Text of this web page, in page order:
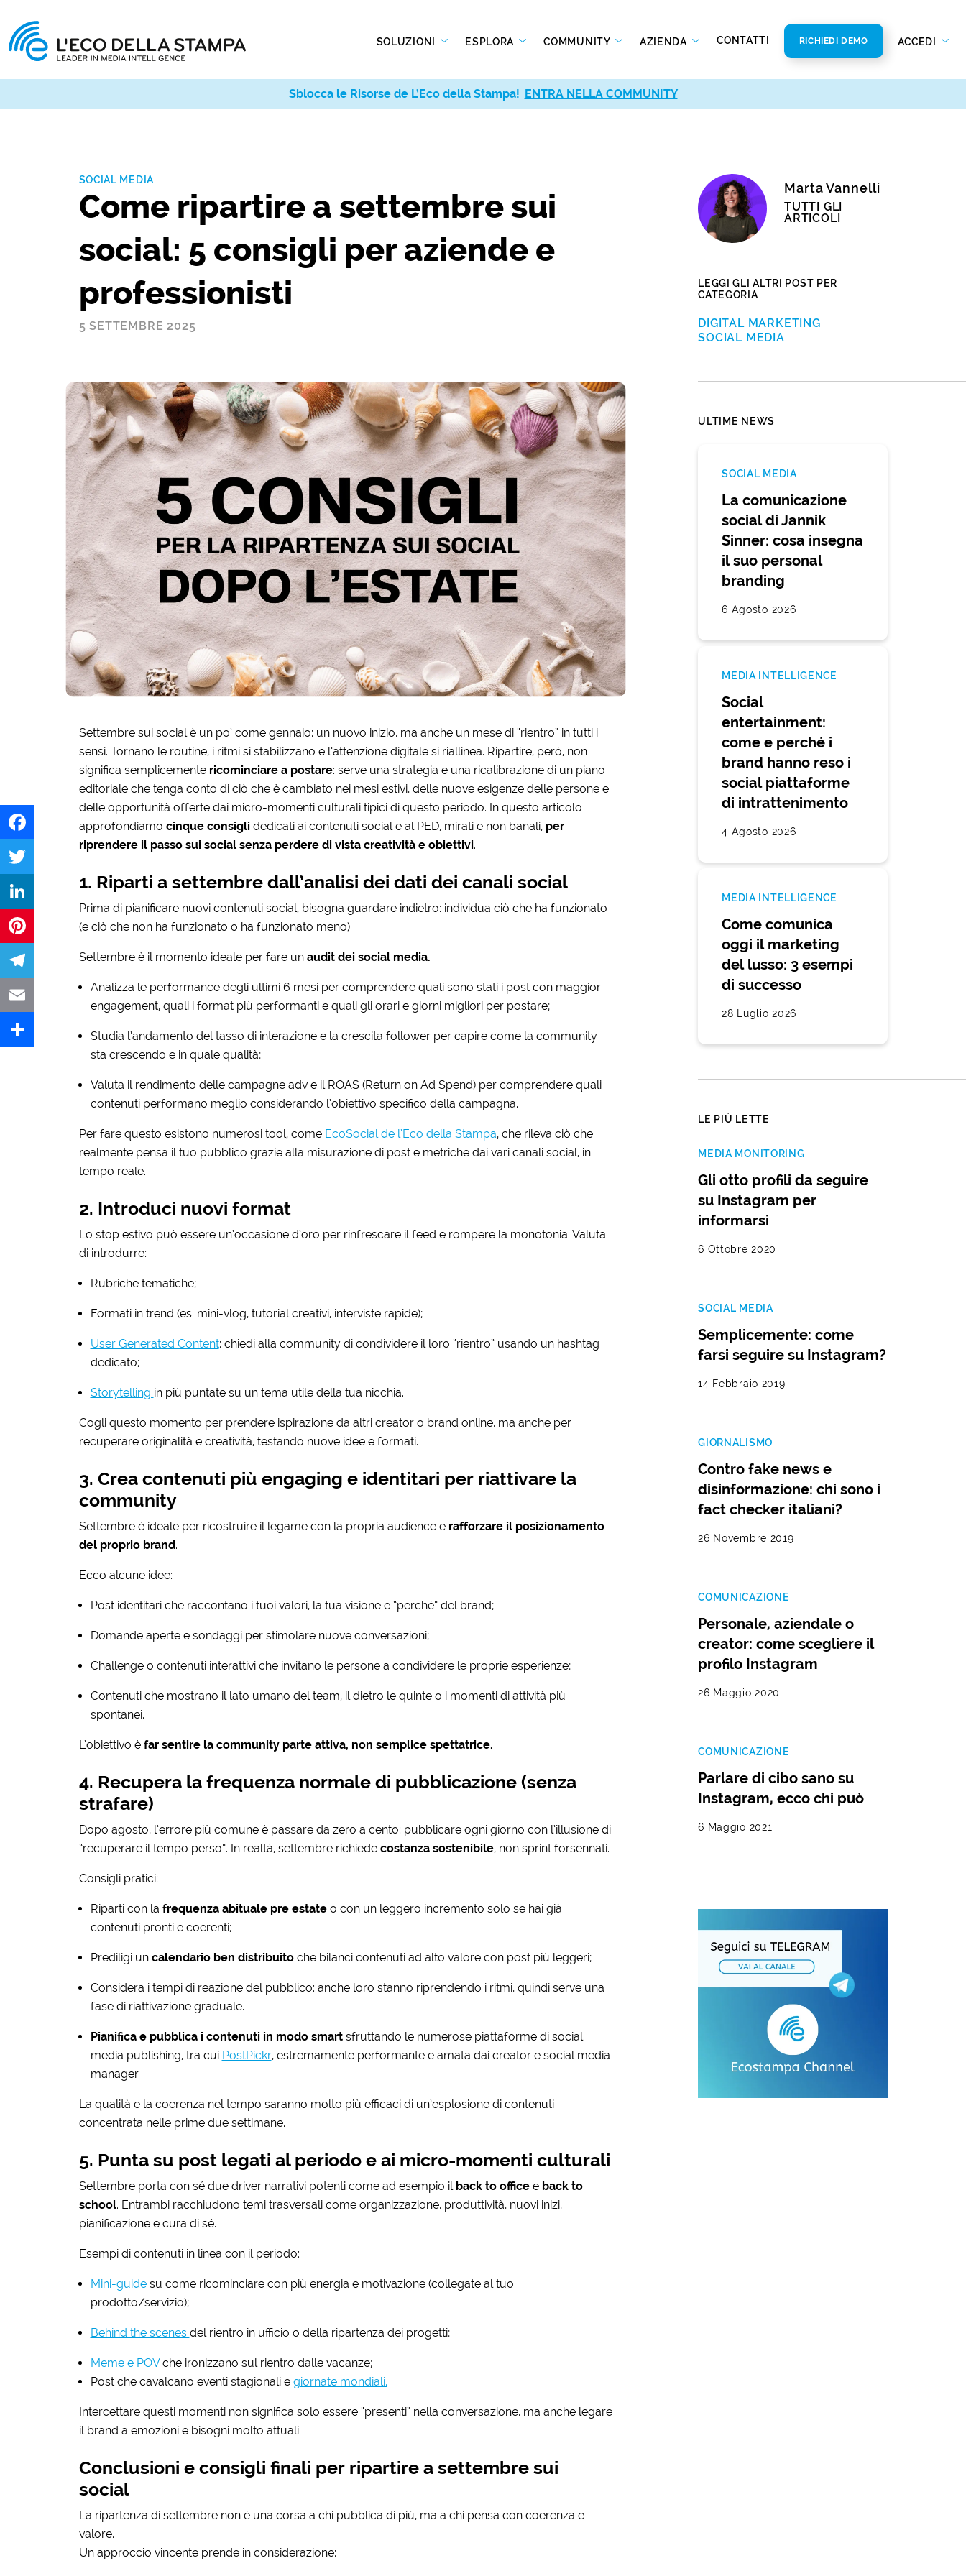
SOLUZIONI ESPLORA COMMUNITY AZIENDA CONTATTI RICHIEDI DEMO ACCEDI
Facebook
Twitter
LinkedIn
Pinterest
Telegram
Email
SOCIAL MEDIA
Come ripartire a settembre sui
social: 5 consigli per aziende e
professionisti
5 SETTEMBRE 2025
Settembre sui social è un po’ come gennaio: un nuovo inizio, ma anche un mese di “rientro” in tutti i
sensi. Tornano le routine, i ritmi si stabilizzano e l’attenzione digitale si riallinea. Ripartire, però, non
significa semplicemente ricominciare a postare: serve una strategia e una ricalibrazione di un piano
editoriale che tenga conto di ciò che è cambiato nei mesi estivi, delle nuove esigenze delle persone e
delle opportunità offerte dai micro-momenti culturali tipici di questo periodo. In questo articolo
approfondiamo cinque consigli dedicati ai contenuti social e al PED, mirati e non banali, per
riprendere il passo sui social senza perdere di vista creatività e obiettivi.
1. Riparti a settembre dall’analisi dei dati dei canali social
Prima di pianificare nuovi contenuti social, bisogna guardare indietro: individua ciò che ha funzionato
(e ciò che non ha funzionato o ha funzionato meno).
Settembre è il momento ideale per fare un audit dei social media.
Analizza le performance degli ultimi 6 mesi per comprendere quali sono stati i post con maggior
engagement, quali i format più performanti e quali gli orari e giorni migliori per postare;
Studia l’andamento del tasso di interazione e la crescita follower per capire come la community
sta crescendo e in quale qualità;
Valuta il rendimento delle campagne adv e il ROAS (Return on Ad Spend) per comprendere quali
contenuti performano meglio considerando l’obiettivo specifico della campagna.
Per fare questo esistono numerosi tool, come EcoSocial de l’Eco della Stampa, che rileva ciò che
realmente pensa il tuo pubblico grazie alla misurazione di post e metriche dai vari canali social, in
tempo reale.
2. Introduci nuovi format
Lo stop estivo può essere un’occasione d’oro per rinfrescare il feed e rompere la monotonia. Valuta
di introdurre:
Rubriche tematiche;
Formati in trend (es. mini-vlog, tutorial creativi, interviste rapide);
User Generated Content: chiedi alla community di condividere il loro “rientro” usando un hashtag
dedicato;
Storytelling in più puntate su un tema utile della tua nicchia.
Cogli questo momento per prendere ispirazione da altri creator o brand online, ma anche per
recuperare originalità e creatività, testando nuove idee e formati.
3. Crea contenuti più engaging e identitari per riattivare la
community
Settembre è ideale per ricostruire il legame con la propria audience e rafforzare il posizionamento
del proprio brand.
Ecco alcune idee:
Post identitari che raccontano i tuoi valori, la tua visione e “perché” del brand;
Domande aperte e sondaggi per stimolare nuove conversazioni;
Challenge o contenuti interattivi che invitano le persone a condividere le proprie esperienze;
Contenuti che mostrano il lato umano del team, il dietro le quinte o i momenti di attività più
spontanei.
L’obiettivo è far sentire la community parte attiva, non semplice spettatrice.
4. Recupera la frequenza normale di pubblicazione (senza
strafare)
Dopo agosto, l’errore più comune è passare da zero a cento: pubblicare ogni giorno con l’illusione di
“recuperare il tempo perso”. In realtà, settembre richiede costanza sostenibile, non sprint forsennati.
Consigli pratici:
Riparti con la frequenza abituale pre estateo con un leggero incremento solo se hai già
contenuti pronti e coerenti;
Prediligi un calendario ben distribuitoche bilanci contenuti ad alto valore con post più leggeri;
Considera i tempi di reazione del pubblico: anche loro stanno riprendendo i ritmi, quindi serve una
fase di riattivazione graduale.
Pianifica e pubblica i contenuti in modo smartsfruttando le numerose piattaforme di social
media publishing, tra cui PostPickr, estremamente performante e amata dai creator e social media
manager.
La qualità e la coerenza nel tempo saranno molto più efficaci di un’esplosione di contenuti
concentrata nelle prime due settimane.
5. Punta su post legati al periodo e ai micro-momenti culturali
Settembre porta con sé due driver narrativi potenti come ad esempio il back to officee back to
school. Entrambi racchiudono temi trasversali come organizzazione, produttività, nuovi inizi,
pianificazione e cura di sé.
Esempi di contenuti in linea con il periodo:
Mini-guidesu come ricominciare con più energia e motivazione (collegate al tuo
prodotto/servizio);
Behind the scenes del rientro in ufficio o della ripartenza dei progetti;
Meme e POVche ironizzano sul rientro dalle vacanze;
Post che cavalcano eventi stagionali e giornate mondiali.
Intercettare questi momenti non significa solo essere “presenti” nella conversazione, ma anche legare
il brand a emozioni e bisogni molto attuali.
Conclusioni e consigli finali per ripartire a settembre sui
social
La ripartenza di settembre non è una corsa a chi pubblica di più, ma a chi pensa con coerenza e
valore.
Un approccio vincente prende in considerazione:
Marta Vannelli
TUTTI GLI
ARTICOLI
LEGGI GLI ALTRI POST PER
CATEGORIA
DIGITAL MARKETING
SOCIAL MEDIA
ULTIME NEWS
SOCIAL MEDIA
La comunicazione
social di Jannik
Sinner: cosa insegna
il suo personal
branding
6 Agosto 2026
MEDIA INTELLIGENCE
Social
entertainment:
come e perché i
brand hanno reso i
social piattaforme
di intrattenimento
4 Agosto 2026
MEDIA INTELLIGENCE
Come comunica
oggi il marketing
del lusso: 3 esempi
di successo
28 Luglio 2026
LE PIÙ LETTE
MEDIA MONITORING
Gli otto profili da seguire
su Instagram per
informarsi
6 Ottobre 2020
SOCIAL MEDIA
Semplicemente: come
farsi seguire su Instagram?
14 Febbraio 2019
GIORNALISMO
Contro fake news e
disinformazione: chi sono i
fact checker italiani?
26 Novembre 2019
COMUNICAZIONE
Personale, aziendale o
creator: come scegliere il
profilo Instagram
26 Maggio 2020
COMUNICAZIONE
Parlare di cibo sano su
Instagram, ecco chi può
6 Maggio 2021
Sblocca le Risorse de L’Eco della Stampa! ENTRA NELLA COMMUNITY